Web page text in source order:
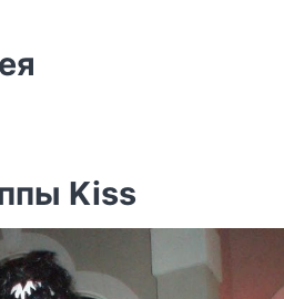
Kiss